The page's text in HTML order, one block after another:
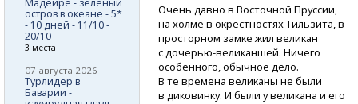
Очень давно в Восточной Пруссии,
на холме в окрестностях Тильзита, в
просторном замке жил великан
с дочерью-великаншей. Ничего
особенного, обычное дело.
В те времена великаны не были
в диковинку. И были у великана и его
остров в океане - 5*
- 10 дней - 11/10 -
20/10
3 места
07 августа 2026
Турлидер в
Баварии -